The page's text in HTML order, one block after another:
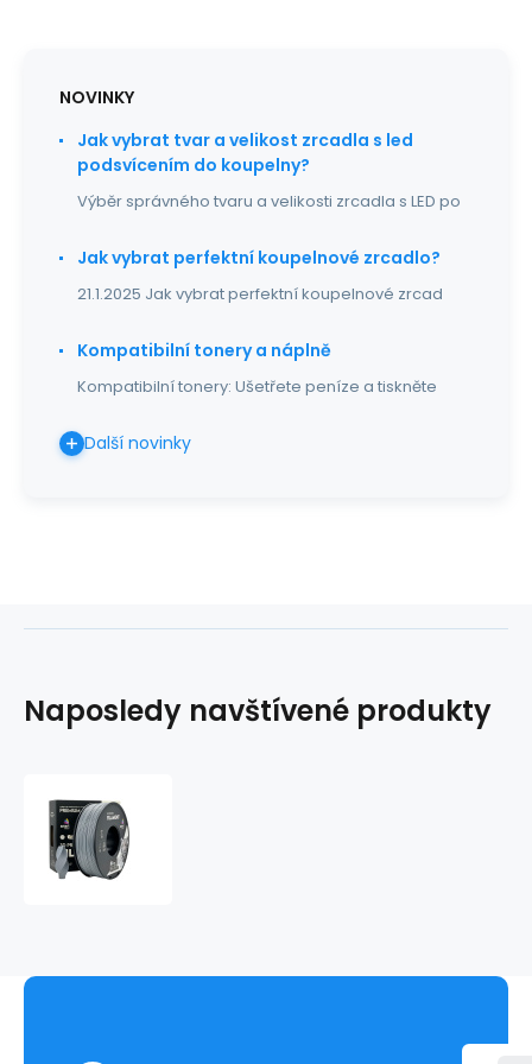
NOVINKY
Jak vybrat tvar a velikost zrcadla s led
podsvícením do koupelny?
Výběr správného tvaru a velikosti zrcadla s LED po
Jak vybrat perfektní koupelnové zrcadlo?
21.1.2025 Jak vybrat perfektní koupelnové zrcad
Kompatibilní tonery a náplně
Kompatibilní tonery: Ušetřete peníze a tiskněte
Další novinky
Naposledy navštívené produkty